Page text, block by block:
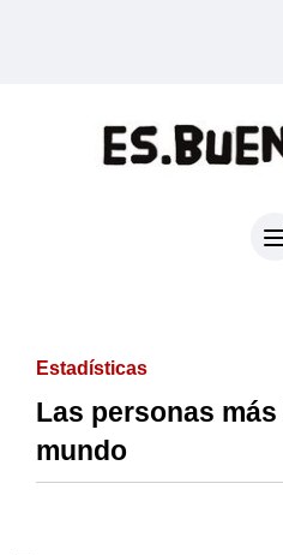
Estadísticas
Las personas
mundo